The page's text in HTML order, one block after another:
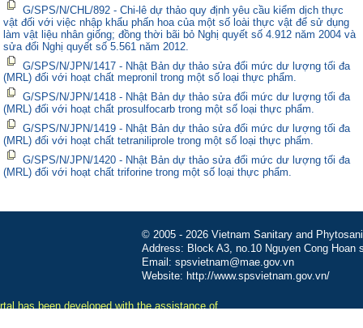
G/SPS/N/CHL/892 - Chi-lê dự thảo quy định yêu cầu kiểm dịch thực
vật đối với việc nhập khẩu phấn hoa của một số loài thực vật để sử dụng
làm vật liệu nhân giống; đồng thời bãi bỏ Nghị quyết số 4.912 năm 2004 và
sửa đổi Nghị quyết số 5.561 năm 2012.
G/SPS/N/JPN/1417 - Nhật Bản dự thảo sửa đổi mức dư lượng tối đa
(MRL) đối với hoạt chất mepronil trong một số loại thực phẩm.
G/SPS/N/JPN/1418 - Nhật Bản dự thảo sửa đổi mức dư lượng tối đa
(MRL) đối với hoạt chất prosulfocarb trong một số loại thực phẩm.
G/SPS/N/JPN/1419 - Nhật Bản dự thảo sửa đổi mức dư lượng tối đa
(MRL) đối với hoạt chất tetraniliprole trong một số loại thực phẩm.
G/SPS/N/JPN/1420 - Nhật Bản dự thảo sửa đổi mức dư lượng tối đa
(MRL) đối với hoạt chất triforine trong một số loại thực phẩm.
© 2005 - 2026 Vietnam Sanitary and
Address: Block A3, no.10 Nguyen Cong Hoan
Email: spsvietnam@mae.gov.vn
Website: http://www.spsvietnam.gov.vn/
has been developed with the assistance of